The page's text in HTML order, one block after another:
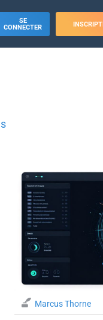
SE
CONNECTER
Marcus Thorne